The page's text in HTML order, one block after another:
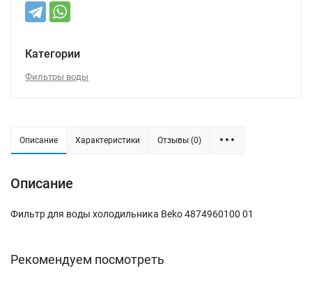
Категории
Фильтры воды
Описание Характеристики Отзывы (0)
Описание
Фильтр для воды холодильника Beko 4874960100 01
Рекомендуем посмотреть